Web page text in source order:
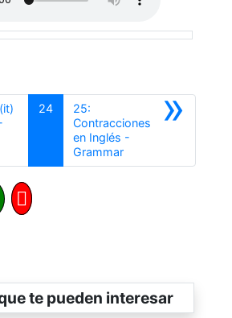
24 »
25:
Contracciones
en Inglés -
GrammarSiguiente
te pueden interesar